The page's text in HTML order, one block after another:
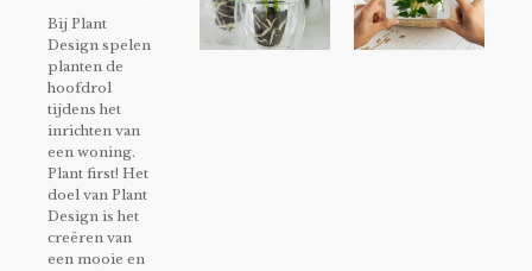
Bij Plant
Design spelen
planten de
hoofdrol
tijdens het
inrichten van
een woning.
Plant first! Het
doel van Plant
Design is het
creëren van
een mooie en